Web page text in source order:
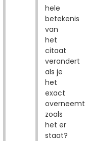
hele
betekenis
van
het
citaat
verandert
als je
het
exact
overneemt
zoals
het er
staat?